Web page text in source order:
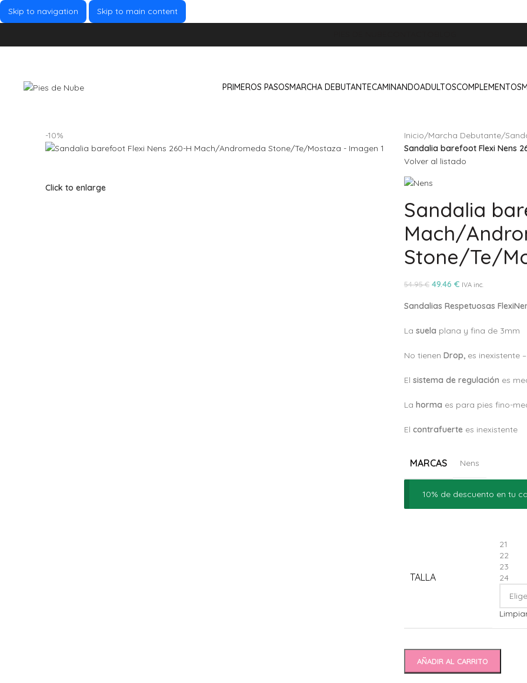
Skip to navigation Skip to main content
PRIMEROS PASOSMARCHA DEBUTANTECAMINANDOADULTOSCOMPLEMENTOS
-10%
Click to enlarge
Inicio/Marcha Debutante/
Sandalia barefoot Flexi Nens
Volver al listado
Sandalia
Mach/
Stone/Te/
54.95€ 49.46 € IVA inc.
Sandalias Respetuosas
La suela plana y fina de 3mm
No tienen Drop, es inexistente
El sistema de regulación es
La horma es para pies fino-
El contrafuertees inexistente
MARCAS Nens
10% de descuento en tu
TALLA
21
22
23
24
AÑADIR AL CARRITO